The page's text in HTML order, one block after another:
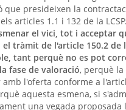
que presideixen la
articles 1.1 i 132 de la
el vici, tot i acceptar
tràmit de l'article 150.2 de
tant perquè no es pot
fase de valoració, perquè la
l'oferta conforme a
aquesta esmena, si
una vegada proposada